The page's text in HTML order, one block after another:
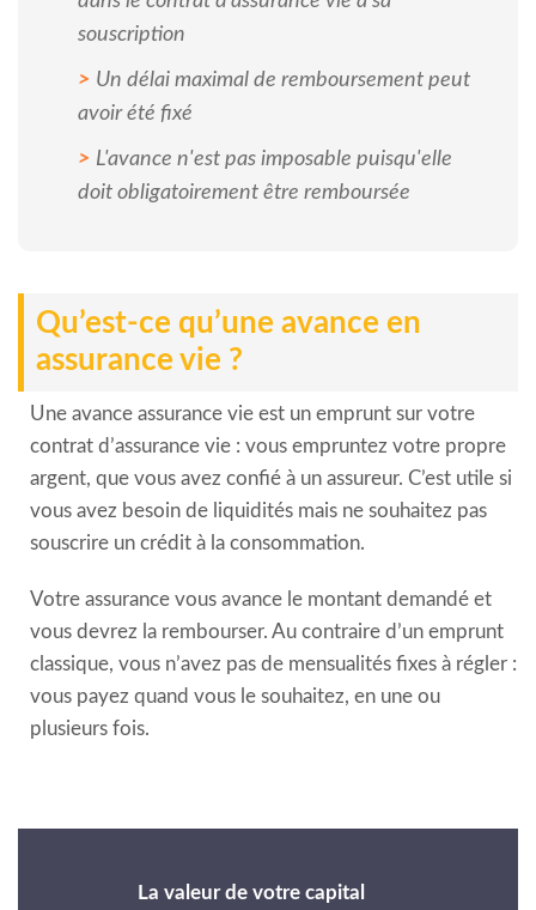
souscription
Un délai maximal de remboursement peut
avoir été fixé
L'avance n'est pas imposable puisqu'elle
doit obligatoirement être remboursée
Qu’est-ce qu’une avance en
assurance vie ?
Une avance assurance vie est un emprunt sur votre
contrat d’assurance vie : vous empruntez votre propre
argent, que vous avez confié à un assureur. C’est utile si
vous avez besoin de liquidités mais ne souhaitez pas
souscrire un crédit à la consommation.
Votre assurance vous avance le montant demandé et
vous devrez la rembourser. Au contraire d’un emprunt
classique, vous n’avez pas de mensualités fixes à régler :
vous payez quand vous le souhaitez, en une ou
plusieurs fois.
La valeur de votre capital